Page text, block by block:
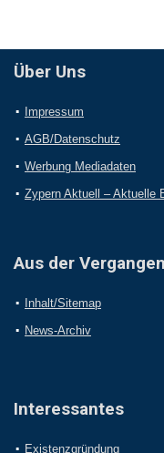
Über Uns
Impressum
AGB/Datenschutz
Werbung Mediadaten
Zypern Aktuell – Aktuelle
Aus der
Inhalt/Sitemap
News-Archiv
Interessantes
Existenzgründung